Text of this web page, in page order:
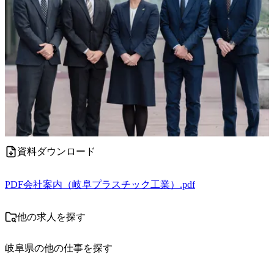
資料ダウンロード
PDF会社案内（岐阜プラスチック工業）.pdf
他の求人を探す
岐阜県の他の仕事を探す